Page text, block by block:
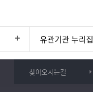
유관기관 누리집
찾아오시는길